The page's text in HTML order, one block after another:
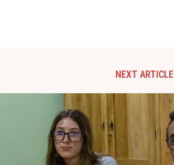
NEXT ARTICLE